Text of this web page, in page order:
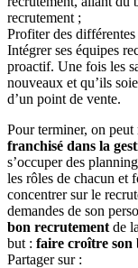
recrutement ;
Profiter des différentes
Intégrer ses équipes
proactif. Une fois les
nouveaux et qu’ils
d’un point de vente.
Pour terminer, on peut
franchisé dans la
s’occuper des
les rôles de chacun et
concentrer sur le
demandes de son
bon recrutement de
but : faire croître son
Partager sur :